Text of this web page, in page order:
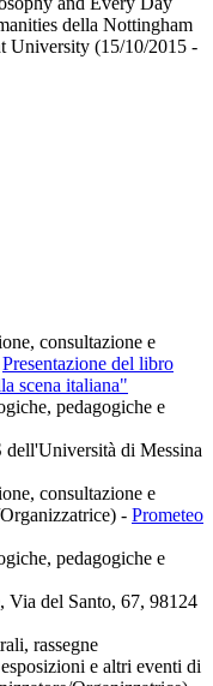
della Nottingham
University (15/10/2015 -
consultazione e
Presentazione del libro
scena italiana"
pedagogiche e
di Messina
consultazione e
- Prometeo
pedagogiche e
Via del Santo, 67, 98124
rassegne
e altri eventi di